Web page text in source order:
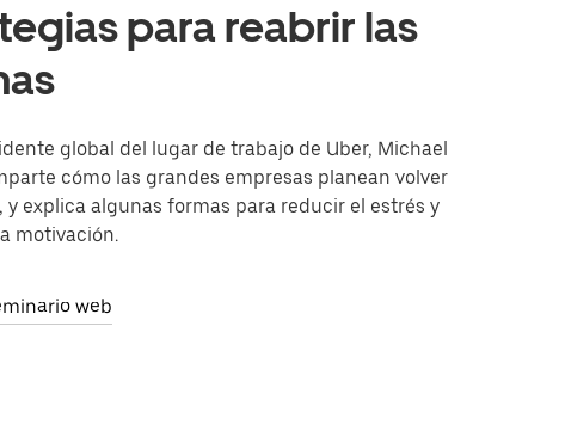
para reabrir las
global del lugar de trabajo de Uber, Michael
cómo las grandes empresas planean volver
y explica algunas formas para reducir el estrés y
motivación.
web